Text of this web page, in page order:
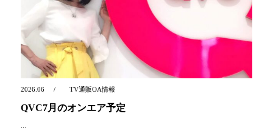
2026.06 TV通販OA情報
QVC7月のオンエア予定
...